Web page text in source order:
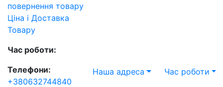
повернення товару
Ціна і Доставка
Товару
Час роботи:
Телефони:
+380632744840
Наша адреса Час роботи